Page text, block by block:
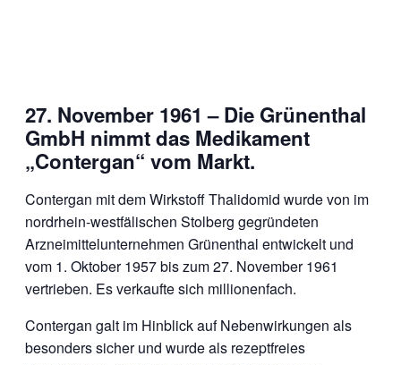
27. November 1961 – Die Grünenthal
GmbH nimmt das Medikament
„Contergan“ vom Markt.
Contergan mit dem Wirkstoff Thalidomid wurde von im
nordrhein-westfälischen Stolberg gegründeten
Arzneimittelunternehmen Grünenthal entwickelt und
vom 1. Oktober 1957 bis zum 27. November 1961
vertrieben. Es verkaufte sich millionenfach.
Contergan galt im Hinblick auf Nebenwirkungen als
besonders sicher und wurde als rezeptfreies